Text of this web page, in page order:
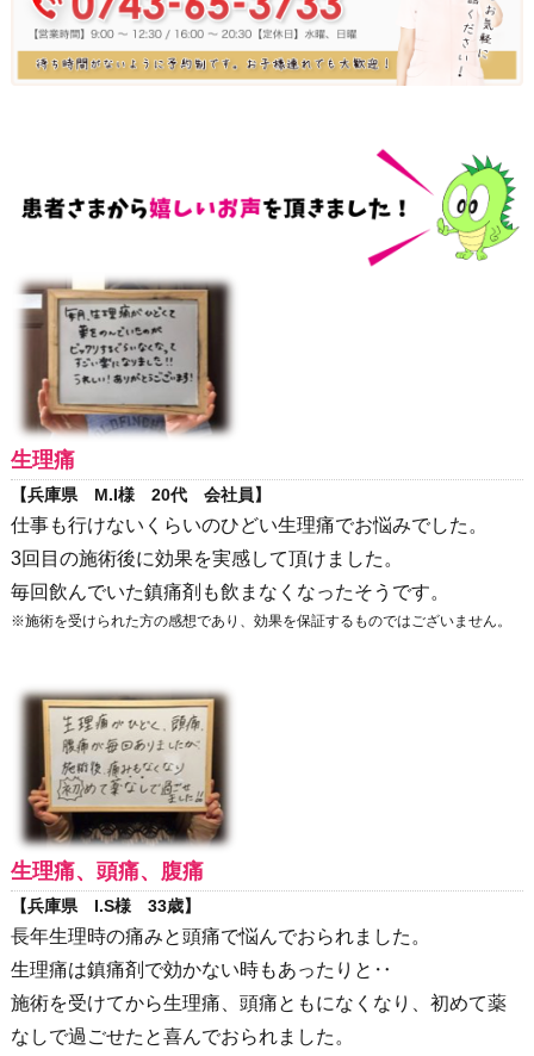
生理痛
【兵庫県 M.I様 20代 会社員】
仕事も行けないくらいのひどい生理痛でお悩みでした。
3回目の施術後に効果を実感して頂けました。
毎回飲んでいた鎮痛剤も飲まなくなったそうです。
※施術を受けられた方の感想であり、効果を保証するものではございません。
生理痛、頭痛、腹痛
【兵庫県 I.S様 33歳】
長年生理時の痛みと頭痛で悩んでおられました。
生理痛は鎮痛剤で効かない時もあったりと‥
施術を受けてから生理痛、頭痛ともになくなり、初めて薬
なしで過ごせたと喜んでおられました。